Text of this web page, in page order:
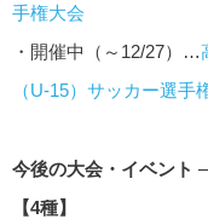
手権大会
・開催中（～12/27）…
（U-15）サッカー選手
今後の大会・イベン
【4種】